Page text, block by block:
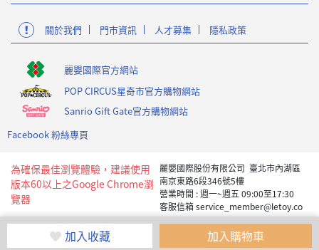
加入收藏 加入購物車
關於我們 門市資訊 人才募集 隱私政策
麗嬰國際官方網站
POP CIRCUS星奇市官方購物網站
Sanrio Gift Gate官方購物網站
Facebook 粉絲專頁
為確保最佳瀏覽體驗，建議使用
版本60以上之Google Chrome瀏
覽器
麗嬰國際股份有限公司 臺北市內湖區
南京東路6段346號5樓
營業時間 : 週一~週五 09:00至17:30
客服信箱 service_member@letoy.co
Copyright 2019 麗嬰國際版權所有